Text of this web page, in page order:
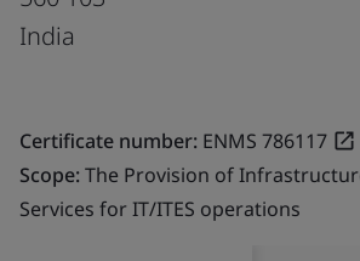
India
Certificate number: ENMS 786117
Scope:The Provision of
Services for IT/ITES operations